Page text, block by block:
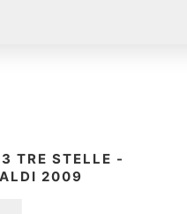
TRE STELLE -
2009